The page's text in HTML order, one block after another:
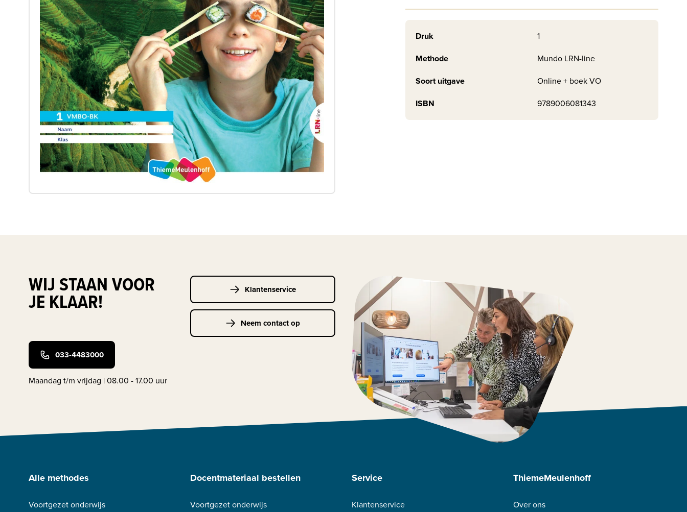
Druk
1
Methode
Mundo LRN-line
Soort uitgave
Online + boek VO
ISBN
9789006081343
WIJ STAAN VOOR
JE KLAAR!
033-4483000
Maandag t/m vrijdag | 08.00 - 17.00 uur
Klantenservice
Neem contact op
Alle methodes
Voortgezet onderwijs
Docentmateriaal bestellen
Voortgezet onderwijs
Service
Klantenservice
ThiemeMeulenhoff
Over ons